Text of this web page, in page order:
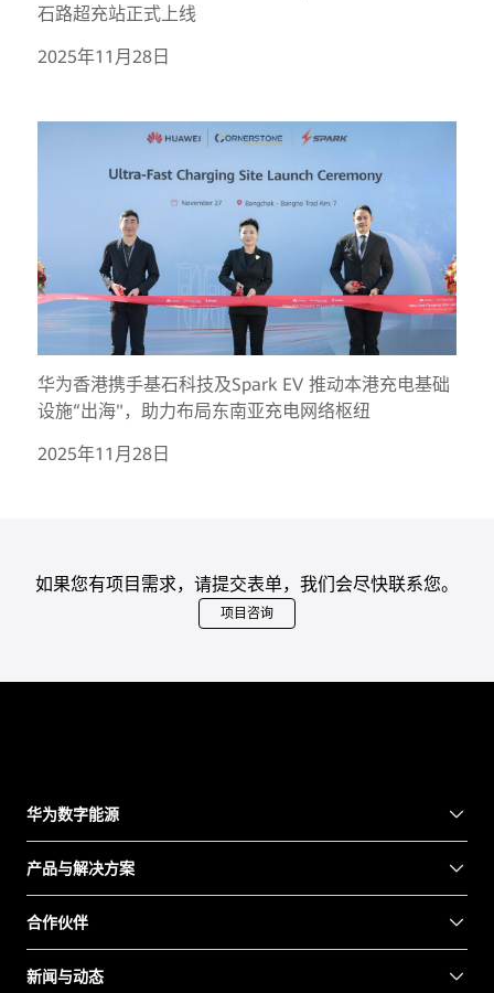
石路超充站正式上线
2025年11月28日
华为香港携手基石科技及Spark EV 推动本港充电基础
设施“出海"，助力布局东南亚充电网络枢纽
2025年11月28日
如果您有项目需求，请提交表单，我们会尽快联系您。
项目咨询
华为数字能源
产品与解决方案
合作伙伴
新闻与动态